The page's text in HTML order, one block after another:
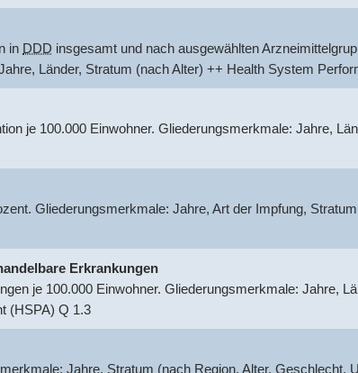
in DDD insgesamt und nach ausgewählten
Länder, Stratum (nach Alter) ++ Health System
je 100.000 Einwohner. Gliederungsmerkmale: Jahre,
Gliederungsmerkmale: Jahre, Art der Impfung,
Erkrankungen
je 100.000 Einwohner. Gliederungsmerkmale: Jahre,
(HSPA) Q 1.3
Jahre, Stratum (nach Region, Alter,